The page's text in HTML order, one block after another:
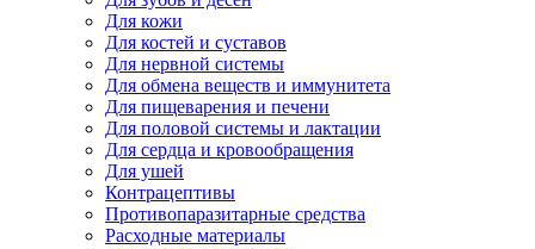
Для кожи
Для костей и суставов
Для нервной системы
Для обмена веществ и иммунитета
Для пищеварения и печени
Для половой системы и лактации
Для сердца и кровообращения
Для ушей
Контрацептивы
Противопаразитарные средства
Расходные материалы